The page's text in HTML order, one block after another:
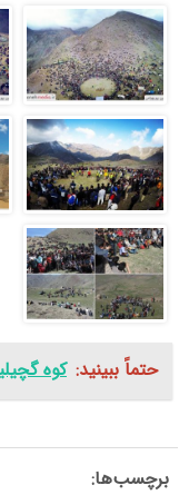
حتماً ببینید: کوه
برچسب‌ها: